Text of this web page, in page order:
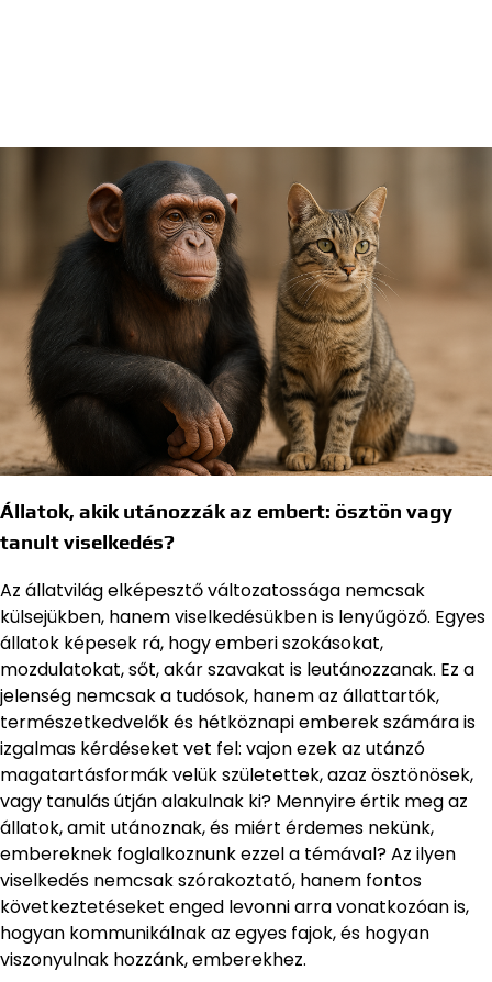
Állatok, akik utánozzák az embert: ösztön vagy
tanult viselkedés?
Az állatvilág elképesztő változatossága nemcsak
külsejükben, hanem viselkedésükben is lenyűgöző. Egyes
állatok képesek rá, hogy emberi szokásokat,
mozdulatokat, sőt, akár szavakat is leutánozzanak. Ez a
jelenség nemcsak a tudósok, hanem az állattartók,
természetkedvelők és hétköznapi emberek számára is
izgalmas kérdéseket vet fel: vajon ezek az utánzó
magatartásformák velük születettek, azaz ösztönösek,
vagy tanulás útján alakulnak ki? Mennyire értik meg az
állatok, amit utánoznak, és miért érdemes nekünk,
embereknek foglalkoznunk ezzel a témával? Az ilyen
viselkedés nemcsak szórakoztató, hanem fontos
következtetéseket enged levonni arra vonatkozóan is,
hogyan kommunikálnak az egyes fajok, és hogyan
viszonyulnak hozzánk, emberekhez.